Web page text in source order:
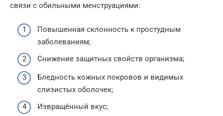
связи с обильными менструациями:
Повышенная склонность к простудным
заболеваниям;
Снижение защитных свойств организма;
Бледность кожных покровов и видимых
слизистых оболочек;
Извращённый вкус;